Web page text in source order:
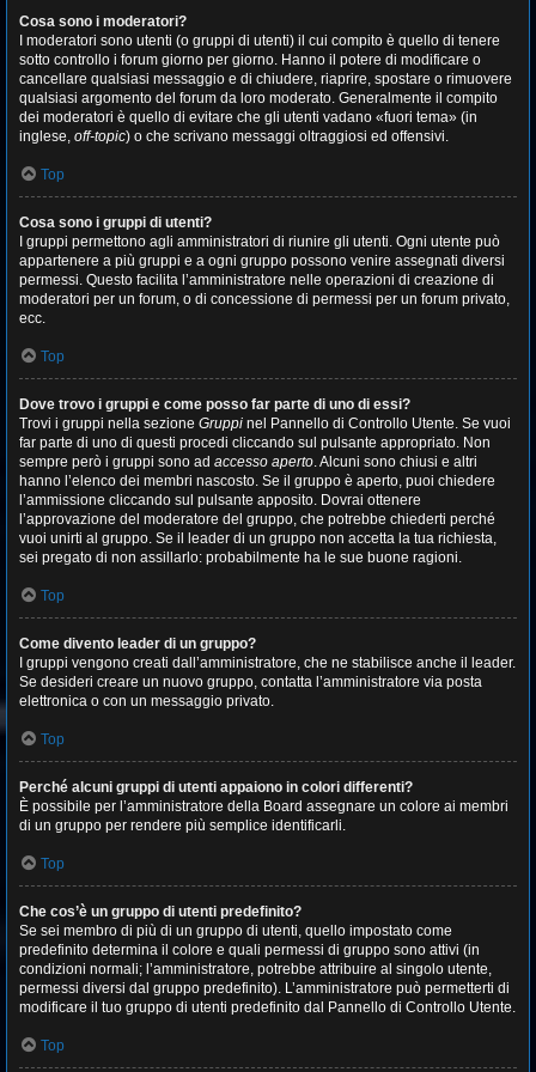
Cosa sono i moderatori?
I moderatori sono utenti (o gruppi di utenti) il cui compito è quello di tenere
sotto controllo i forum giorno per giorno. Hanno il potere di modificare o
cancellare qualsiasi messaggio e di chiudere, riaprire, spostare o rimuovere
qualsiasi argomento del forum da loro moderato. Generalmente il compito
dei moderatori è quello di evitare che gli utenti vadano «fuori tema» (in
inglese, off-topic) o che scrivano messaggi oltraggiosi ed offensivi.
Top
Cosa sono i gruppi di utenti?
I gruppi permettono agli amministratori di riunire gli utenti. Ogni utente può
appartenere a più gruppi e a ogni gruppo possono venire assegnati diversi
permessi. Questo facilita l’amministratore nelle operazioni di creazione di
moderatori per un forum, o di concessione di permessi per un forum privato,
ecc.
Top
Dove trovo i gruppi e come posso far parte di uno di essi?
Trovi i gruppi nella sezione Gruppi nel Pannello di Controllo Utente. Se vuoi
far parte di uno di questi procedi cliccando sul pulsante appropriato. Non
sempre però i gruppi sono ad accesso aperto. Alcuni sono chiusi e altri
hanno l’elenco dei membri nascosto. Se il gruppo è aperto, puoi chiedere
l’ammissione cliccando sul pulsante apposito. Dovrai ottenere
l’approvazione del moderatore del gruppo, che potrebbe chiederti perché
vuoi unirti al gruppo. Se il leader di un gruppo non accetta la tua richiesta,
sei pregato di non assillarlo: probabilmente ha le sue buone ragioni.
Top
Come divento leader di un gruppo?
I gruppi vengono creati dall’amministratore, che ne stabilisce anche il leader.
Se desideri creare un nuovo gruppo, contatta l’amministratore via posta
elettronica o con un messaggio privato.
Top
Perché alcuni gruppi di utenti appaiono in colori differenti?
È possibile per l’amministratore della Board assegnare un colore ai membri
di un gruppo per rendere più semplice identificarli.
Top
Che cos’è un gruppo di utenti predefinito?
Se sei membro di più di un gruppo di utenti, quello impostato come
predefinito determina il colore e quali permessi di gruppo sono attivi (in
condizioni normali; l’amministratore, potrebbe attribuire al singolo utente,
permessi diversi dal gruppo predefinito). L’amministratore può permetterti di
modificare il tuo gruppo di utenti predefinito dal Pannello di Controllo Utente.
Top